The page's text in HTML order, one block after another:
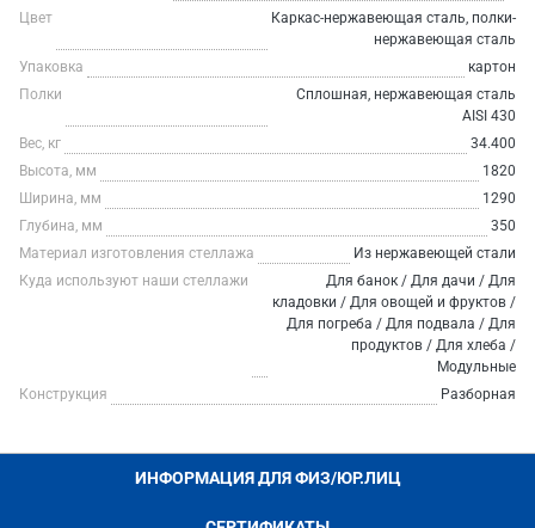
Цвет
Каркас-нержавеющая сталь, полки-
нержавеющая сталь
Упаковка
картон
Полки
Сплошная, нержавеющая сталь
AISI 430
Вес, кг
34.400
Высота, мм
1820
Ширина, мм
1290
Глубина, мм
350
Материал изготовления стеллажа
Из нержавеющей стали
Куда используют наши стеллажи
Для банок / Для дачи / Для
кладовки / Для овощей и фруктов /
Для погреба / Для подвала / Для
продуктов / Для хлеба /
Модульные
Конструкция
Разборная
ИНФОРМАЦИЯ ДЛЯ ФИЗ/ЮР.ЛИЦ